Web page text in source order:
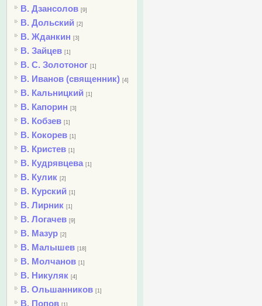
В. Дзансолов [9]
В. Дольский [2]
В. Жданкин [3]
В. Зайцев [1]
В. С. Золотоног [1]
В. Иванов (священник) [4]
В. Кальницкий [1]
В. Капорин [3]
В. Кобзев [1]
В. Кокорев [1]
В. Кристев [1]
В. Кудрявцева [1]
В. Кулик [2]
В. Курский [1]
В. Лирник [1]
В. Логачев [9]
В. Мазур [2]
В. Малышев [18]
В. Молчанов [1]
В. Никуляк [4]
В. Ольшанников [1]
В. Попов [1]